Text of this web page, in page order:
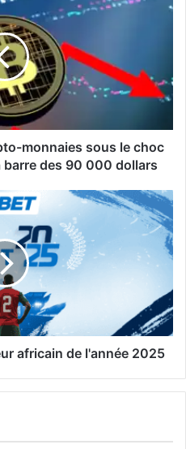
monnaies sous le choc
des 90 000 dollars
africain de l'année 2025